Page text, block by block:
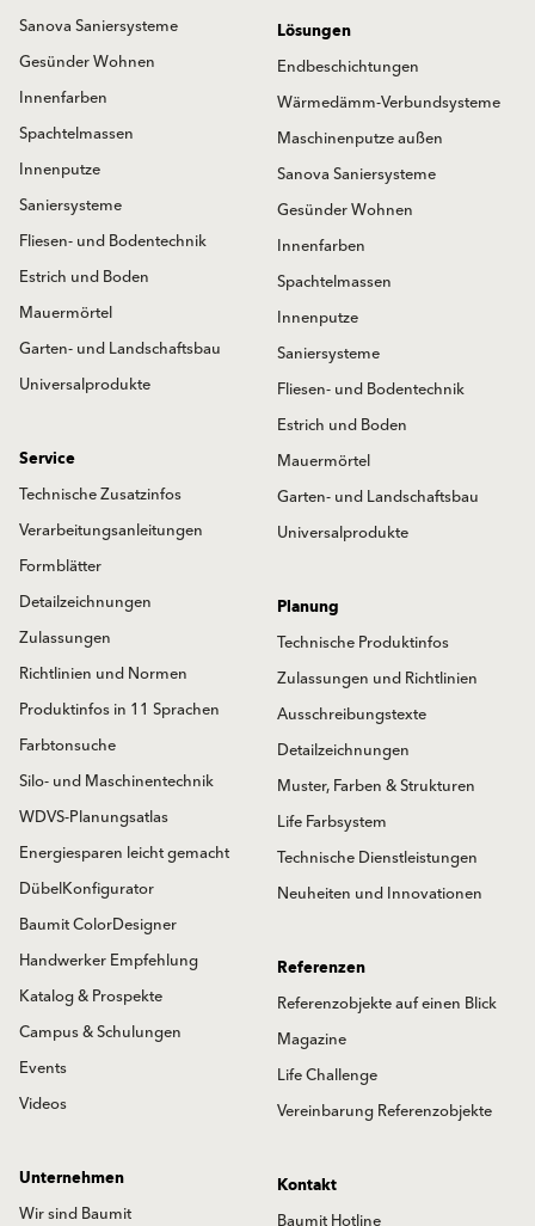
Sanova Saniersysteme
Gesünder Wohnen
Innenfarben
Spachtelmassen
Innenputze
Saniersysteme
Fliesen- und Bodentechnik
Estrich und Boden
Mauermörtel
Garten- und Landschaftsbau
Universalprodukte
Lösungen
Endbeschichtungen
Wärmedämm-Verbundsysteme
Maschinenputze außen
Sanova Saniersysteme
Gesünder Wohnen
Innenfarben
Spachtelmassen
Innenputze
Saniersysteme
Fliesen- und Bodentechnik
Estrich und Boden
Mauermörtel
Garten- und Landschaftsbau
Universalprodukte
Service
Technische Zusatzinfos
Verarbeitungsanleitungen
Formblätter
Detailzeichnungen
Zulassungen
Richtlinien und Normen
Produktinfos in 11 Sprachen
Farbtonsuche
Silo- und Maschinentechnik
WDVS-Planungsatlas
Energiesparen leicht gemacht
DübelKonfigurator
Baumit ColorDesigner
Handwerker Empfehlung
Katalog & Prospekte
Campus & Schulungen
Events
Videos
Planung
Technische Produktinfos
Zulassungen und Richtlinien
Ausschreibungstexte
Detailzeichnungen
Muster, Farben & Strukturen
Life Farbsystem
Technische Dienstleistungen
Neuheiten und Innovationen
Referenzen
Referenzobjekte auf einen Blick
Magazine
Life Challenge
Vereinbarung Referenzobjekte
Unternehmen
Wir sind Baumit
Kontakt